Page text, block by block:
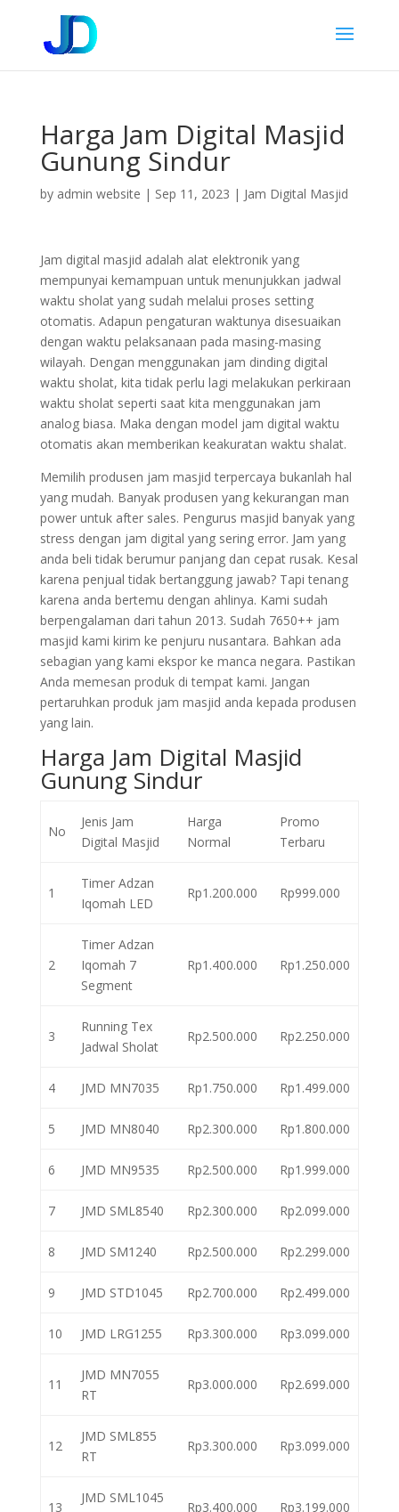
Harga Jam Digital Masjid
Gunung Sindur
by admin website | Sep 11, 2023 | Jam Digital Masjid
Jam digital masjid adalah alat elektronik yang
mempunyai kemampuan untuk menunjukkan jadwal
waktu sholat yang sudah melalui proses setting
otomatis. Adapun pengaturan waktunya disesuaikan
dengan waktu pelaksanaan pada masing-masing
wilayah. Dengan menggunakan jam dinding digital
waktu sholat, kita tidak perlu lagi melakukan perkiraan
waktu sholat seperti saat kita menggunakan jam
analog biasa. Maka dengan model jam digital waktu
otomatis akan memberikan keakuratan waktu shalat.
Memilih produsen jam masjid terpercaya bukanlah hal
yang mudah. Banyak produsen yang kekurangan man
power untuk after sales. Pengurus masjid banyak yang
stress dengan jam digital yang sering error. Jam yang
anda beli tidak berumur panjang dan cepat rusak. Kesal
karena penjual tidak bertanggung jawab? Tapi tenang
karena anda bertemu dengan ahlinya. Kami sudah
berpengalaman dari tahun 2013. Sudah 7650++ jam
masjid kami kirim ke penjuru nusantara. Bahkan ada
sebagian yang kami ekspor ke manca negara. Pastikan
Anda memesan produk di tempat kami. Jangan
pertaruhkan produk jam masjid anda kepada produsen
yang lain.
Harga Jam Digital Masjid
Gunung Sindur
No
Jenis Jam
Digital Masjid
Harga
Normal
Promo
Terbaru
1
Timer Adzan
Iqomah LED
Rp1.200.000 Rp999.000
2
Timer Adzan
Iqomah 7
Segment
Rp1.400.000 Rp1.250.000
3
Running Tex
Jadwal Sholat
Rp2.500.000 Rp2.250.000
4 JMD MN7035 Rp1.750.000 Rp1.499.000
5 JMD MN8040 Rp2.300.000 Rp1.800.000
6 JMD MN9535 Rp2.500.000 Rp1.999.000
7 JMD SML8540 Rp2.300.000 Rp2.099.000
8 JMD SM1240 Rp2.500.000 Rp2.299.000
9 JMD STD1045 Rp2.700.000 Rp2.499.000
10 JMD LRG1255 Rp3.300.000 Rp3.099.000
11
JMD MN7055
RT
Rp3.000.000 Rp2.699.000
12
JMD SML855
RT
Rp3.300.000 Rp3.099.000
13
JMD SML1045
Rp3.400.000 Rp3.199.000